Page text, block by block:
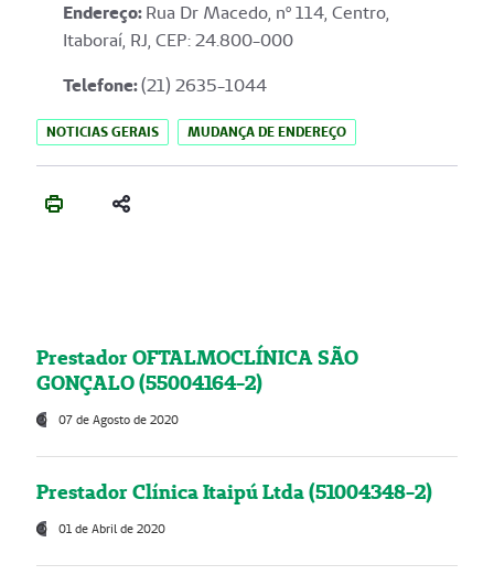
Endereço:Rua Dr Macedo, nº 114, Centro,
Itaboraí, RJ, CEP: 24.800-000
Telefone:(21) 2635-1044
NOTICIAS GERAIS MUDANÇA DE ENDEREÇO
Prestador OFTALMOCLÍNICA SÃO
GONÇALO (55004164-2)
07 de Agosto de 2020
Prestador Clínica Itaipú Ltda (51004348-2)
01 de Abril de 2020